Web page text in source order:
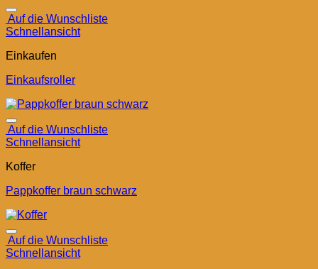
Auf die Wunschliste
Schnellansicht
Einkaufen
Einkaufsroller
Auf die Wunschliste
Schnellansicht
Koffer
Pappkoffer braun schwarz
Auf die Wunschliste
Schnellansicht